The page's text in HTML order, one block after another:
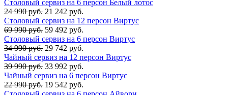
Столовый сервиз на 6 персон Белый лотос
24 990 руб. 21 242 руб.
Столовый сервиз на 12 персон Виртус
69 990 руб. 59 492 руб.
Столовый сервиз на 6 персон Виртус
34 990 руб. 29 742 руб.
Чайный сервиз на 12 персон Виртус
39 990 руб. 33 992 руб.
Чайный сервиз на 6 персон Виртус
22 990 руб. 19 542 руб.